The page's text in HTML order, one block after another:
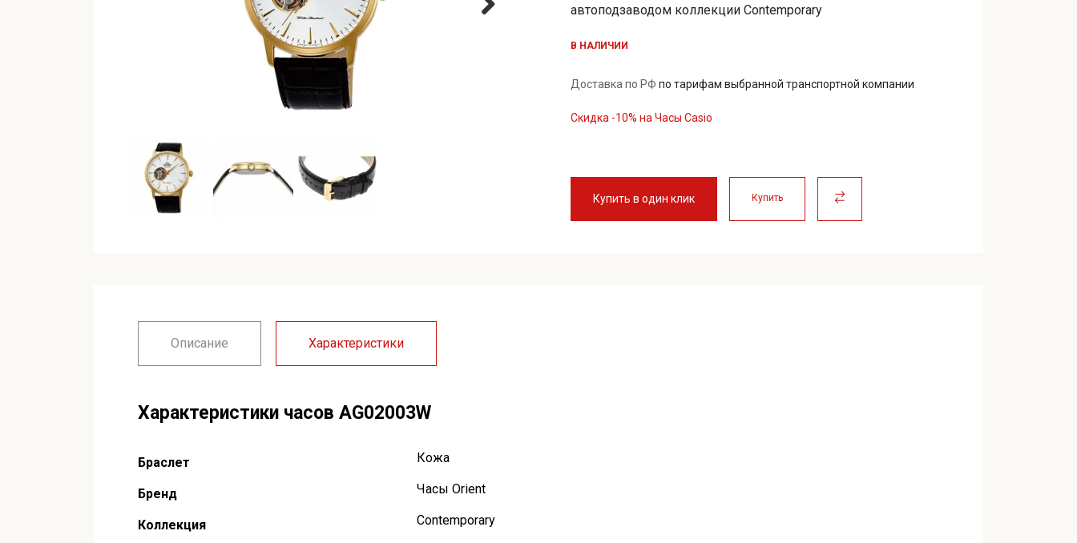
40160,00 ₽.
автоподзаводом коллекции Contemporary
В НАЛИЧИИ
Доставка по РФ по тарифам выбранной транспортной компании
Скидка -10% на Часы Casio
Купить в один клик Купить
Описание Характеристики
Характеристики часов AG02003W
Браслет Кожа
Бренд Часы Orient
Коллекция Contemporary